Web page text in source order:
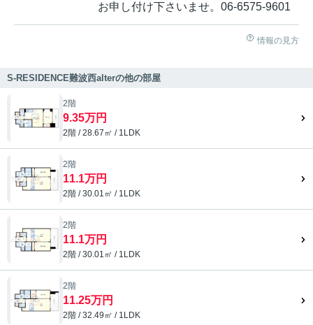
お申し付け下さいませ。06-6575-9601
情報の見方
S-RESIDENCE難波西alterの他の部屋
2階
9.35万円
2階 / 28.67㎡ / 1LDK
2階
11.1万円
2階 / 30.01㎡ / 1LDK
2階
11.1万円
2階 / 30.01㎡ / 1LDK
2階
11.25万円
2階 / 32.49㎡ / 1LDK